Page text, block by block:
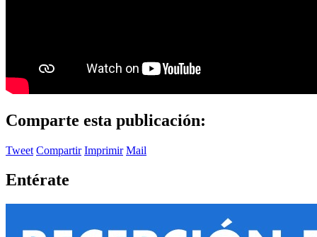
Comparte esta publicación:
Tweet Compartir Imprimir Mail
Entérate